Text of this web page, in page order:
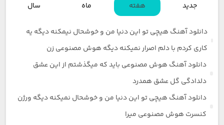
جدید هفته ماه سال
دانلود آهنگ هیچی تو این دنیا من و خوشحال نیمکنه دیگه یه
کاری کردم با دلم اصرار نمیکنه دیگه هوش مصنوعی زن
دانلود آهنگ هوش مصنوعی باید که میگذشتم از این عشق
دلدادگی گل عشق همدرد
دانلود آهنگ هیچی تو این دنیا من و خوشحال نمیکنه دیگه ورژن
کنسرت هوش مصنوعی میرا